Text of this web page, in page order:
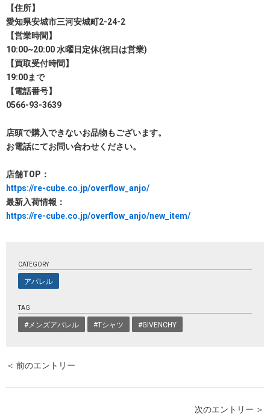
【住所】
愛知県安城市三河安城町2-24-2
【営業時間】
10:00~20:00 水曜日定休(祝日は営業)
【買取受付時間】
19:00まで
【電話番号】
0566-93-3639
店頭で購入できないお品物もございます。
お電話にてお問い合わせください。
店舗TOP：
https://re-cube.co.jp/overflow_anjo/
最新入荷情報：
https://re-cube.co.jp/overflow_anjo/new_item/
CATEGORY
アパレル
TAG
#メンズアパレル #Tシャツ #GIVENCHY
＜ 前のエントリー
次のエントリー ＞